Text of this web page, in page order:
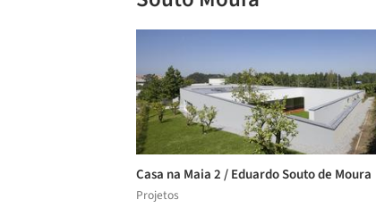
Casa na Maia 2 / Eduardo Souto de Moura
Projetos